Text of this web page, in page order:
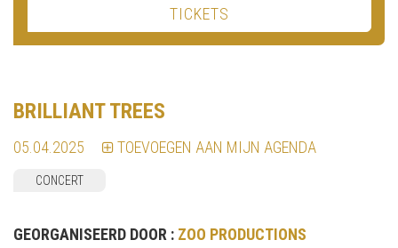
TICKETS
BRILLIANT TREES
05.04.2025 TOEVOEGEN AAN MIJN AGENDA
CONCERT
GEORGANISEERD DOOR : ZOO PRODUCTIONS